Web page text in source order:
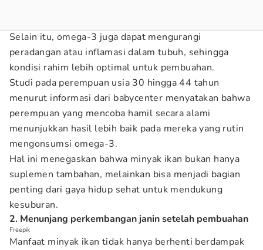
Selain itu, omega-3 juga dapat mengurangi
peradangan atau inflamasi dalam tubuh, sehingga
kondisi rahim lebih optimal untuk pembuahan.
Studi pada perempuan usia 30 hingga 44 tahun
menurut informasi dari babycenter menyatakan bahwa
perempuan yang mencoba hamil secara alami
menunjukkan hasil lebih baik pada mereka yang rutin
mengonsumsi omega-3.
Hal ini menegaskan bahwa minyak ikan bukan hanya
suplemen tambahan, melainkan bisa menjadi bagian
penting dari gaya hidup sehat untuk mendukung
kesuburan.
2. Menunjang perkembangan janin setelah pembuahan
Freepik
Manfaat minyak ikan tidak hanya berhenti berdampak